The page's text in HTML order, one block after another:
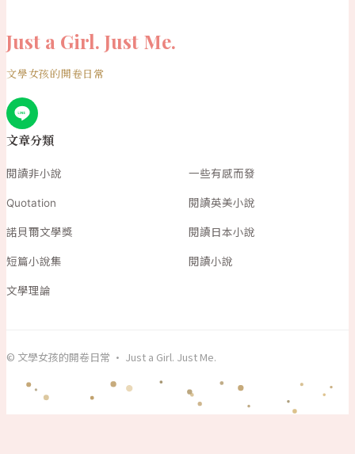
Just a Girl. Just Me.
文學女孩的開卷日常
文章分類
閱讀非小說 一些有感而發
Quotation 閱讀英美小說
諾貝爾文學獎 閱讀日本小說
短篇小說集 閱讀小說
文學理論
© 文學女孩的開卷日常 · Just a Girl. Just Me.